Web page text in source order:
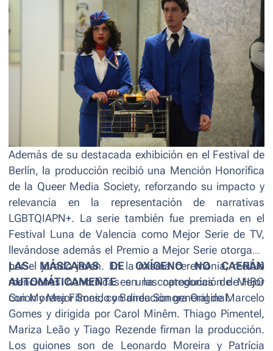
Además de su destacada exhibición en el Festival de
Berlín, la producción recibió una Mención Honorífica
de la Queer Media Society, reforzando su impacto y
relevancia en la representación de narrativas
LGBTQIAPN+. La serie también fue premiada en el
Festival Luna de Valencia como Mejor Serie de TV,
llevándose además el Premio a Mejor Serie otorgado
por el jurado joven. En la misma ceremonia, recibió
menciones honoríficas en las categorías de Mejor
Guion y Mejor Sonido y Banda Sonora Original.
LAS MÁSCARAS DE OXÍGENO NO CAERÁN
AUTOMÁTICAMENTEes una coproducción de HBO
con Morena Filmes, con dirección general de Marcelo
Gomes y dirigida por Carol Minêm. Thiago Pimentel,
Mariza Leão y Tiago Rezende firman la producción.
Los guiones son de Leonardo Moreira y Patrícia